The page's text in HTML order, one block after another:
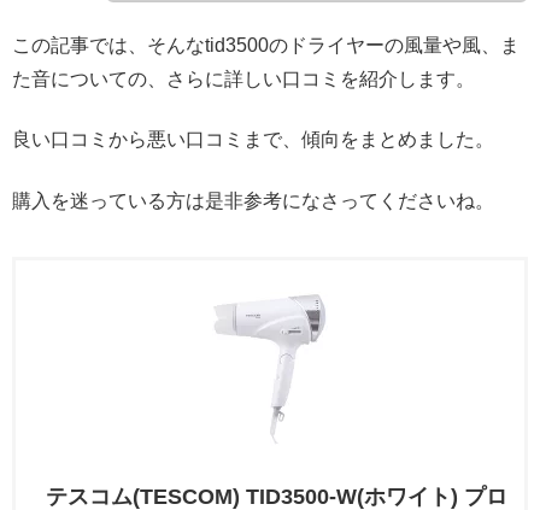
この記事では、そんなtid3500のドライヤーの風量や風、ま
た音についての、さらに詳しい口コミを紹介します。
良い口コミから悪い口コミまで、傾向をまとめました。
購入を迷っている方は是非参考になさってくださいね。
テスコム(TESCOM) TID3500-W(ホワイト) プロ